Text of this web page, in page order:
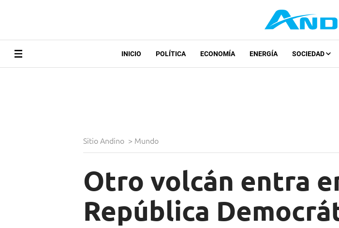
INICIO POLÍTICA ECONOMÍA ENERGÍA SOCIEDAD
Sitio Andino > Mundo
Otro volcán entra
República